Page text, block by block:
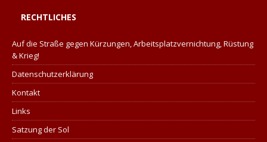
RECHTLICHES
Auf die Straße gegen Kürzungen, Arbeitsplatzvernichtung, Rüstung
& Krieg!
Datenschutzerklärung
Kontakt
Links
Satzung der Sol